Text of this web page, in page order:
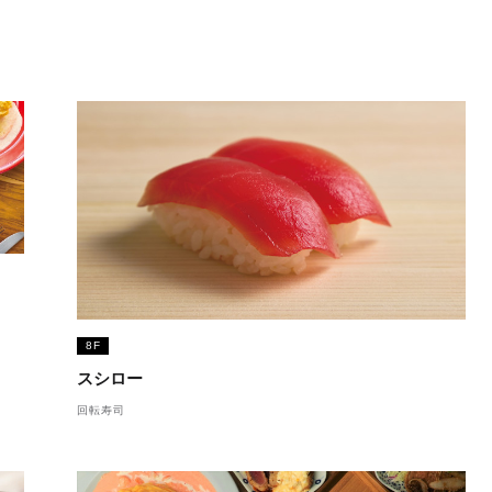
8F
スシロー
回転寿司